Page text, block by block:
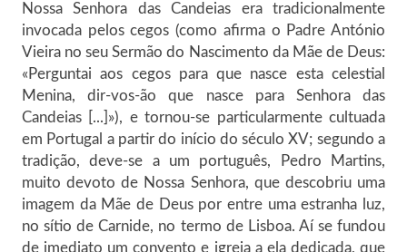
Nossa Senhora das Candeias era tradicionalmente
invocada pelos cegos (como afirma o Padre António
Vieira no seu Sermão do Nascimento da Mãe de Deus:
«Perguntai aos cegos para que nasce esta celestial
Menina, dir-vos-ão que nasce para Senhora das
Candeias [...]»), e tornou-se particularmente cultuada
em Portugal a partir do início do século XV; segundo a
tradição, deve-se a um português, Pedro Martins,
muito devoto de Nossa Senhora, que descobriu uma
imagem da Mãe de Deus por entre uma estranha luz,
no sítio de Carnide, no termo de Lisboa. Aí se fundou
de imediato um convento e igreja a ela dedicada, que